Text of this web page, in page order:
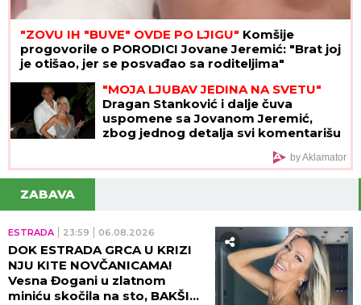
"ZOVU IH "BUVE" OVDE PO LJIGU" Komšije
progovorile o PORODICI Jovane Jeremić: "Brat joj
je otišao, jer se posvađao sa roditeljima"
"MOJA LJUBAV JEDINA NA SVETU"
Dragan Stanković i dalje čuva
uspomene sa Jovanom Jeremić,
zbog jednog detalja svi komentarišu
by Aklamator
ZABAVA
ESTRADA 23:59 06.08.2026
DOK ESTRADA GRCA U KRIZI
NJU KITE NOVČANICAMA!
Vesna Đogani u zlatnom
miniću skočila na sto, BAKŠIŠ